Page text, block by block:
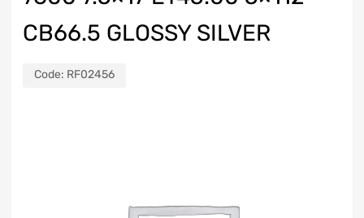
CB66.5 GLOSSY SILVER
Code: RF02456